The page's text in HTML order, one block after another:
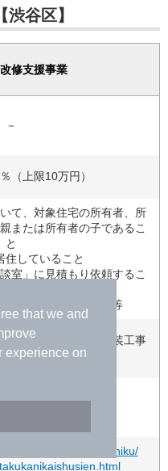
that we and
experience on
谷区】
修支援事業
－
（上限10万円）
て、対象住宅の所有者、所
または所有者の子であるこ
と
住していること
室」に見積もり依頼するこ
抜）以上であること 等
び模様替えを行う外装工事
等
住環境整備係
kankyo/kenchiku/